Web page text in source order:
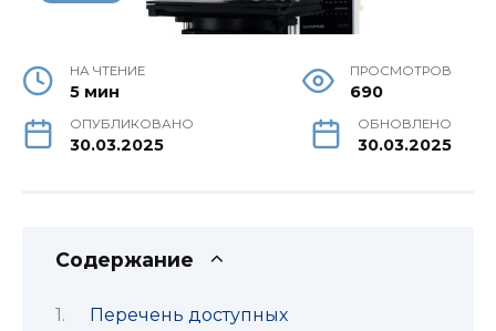
НА ЧТЕНИЕ
5 мин
ПРОСМОТРОВ
690
ОПУБЛИКОВАНО
30.03.2025
ОБНОВЛЕНО
30.03.2025
Содержание
Перечень доступных